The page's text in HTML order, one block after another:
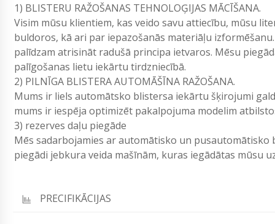
1) BLISTERU RAŽOŠANAS TEHNOLOĢIJAS MĀCĪŠANA.
Visim mūsu klientiem, kas veido savu attiecību, mūsu
buldoros, kā ari par iepazošanās materiāļu
palīdzam atrisināt radušā principa ietvaros. Mēsu
palīgošanas lietu iekārtu tirdzniecībā.
2) PILNĪGA BLISTERA AUTOMĀŠĪNA RAŽOŠANA.
Mums ir liels automātsko blistersa iekārtu šķirojumi
mums ir iespēja optimizēt pakalpojuma modelim
3) rezerves daļu piegāde
Mēs sadarbojamies ar automātisko un
piegādi jebkura veida mašīnām, kuras iegādātas mūsu
PRECIFIKĀCIJAS